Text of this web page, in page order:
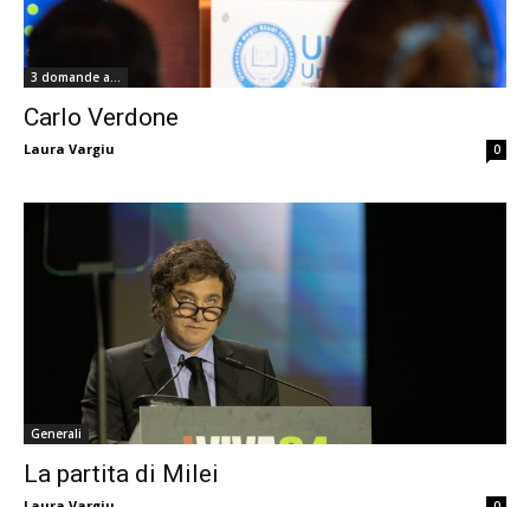
3 domande a...
Carlo Verdone
Laura Vargiu 0
Generali
La partita di Milei